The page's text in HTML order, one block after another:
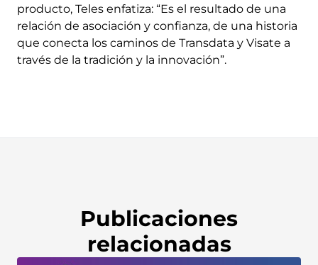
producto, Teles enfatiza: “Es el resultado de una
relación de asociación y confianza, de una historia
que conecta los caminos de Transdata y Visate a
través de la tradición y la innovación”.
Publicaciones
relacionadas